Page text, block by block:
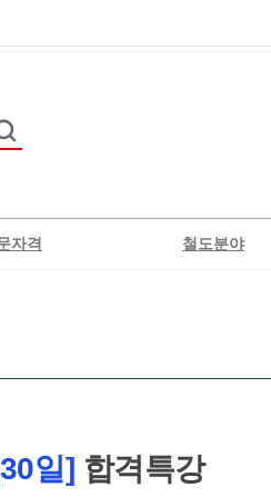
자격 철도분야
인천교통공사
전기일반
일] 합격특강